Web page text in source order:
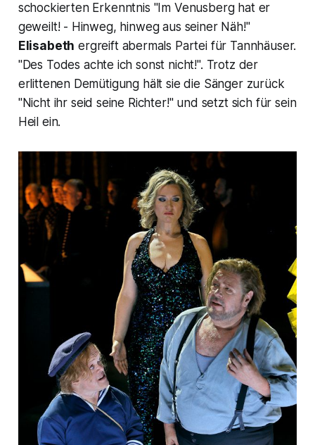
schockierten Erkenntnis "Im Venusberg hat er
geweilt! - Hinweg, hinweg aus seiner Näh!"
Elisabeth ergreift abermals Partei für Tannhäuser.
"Des Todes achte ich sonst nicht!". Trotz der
erlittenen Demütigung hält sie die Sänger zurück
"Nicht ihr seid seine Richter!" und setzt sich für sein
Heil ein.